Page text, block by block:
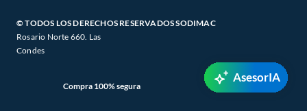
© TODOS LOS DERECHOS RESERVADOS SODIMAC
Rosario Norte 660. Las
Condes
Compra 100% segura
AsesorIA